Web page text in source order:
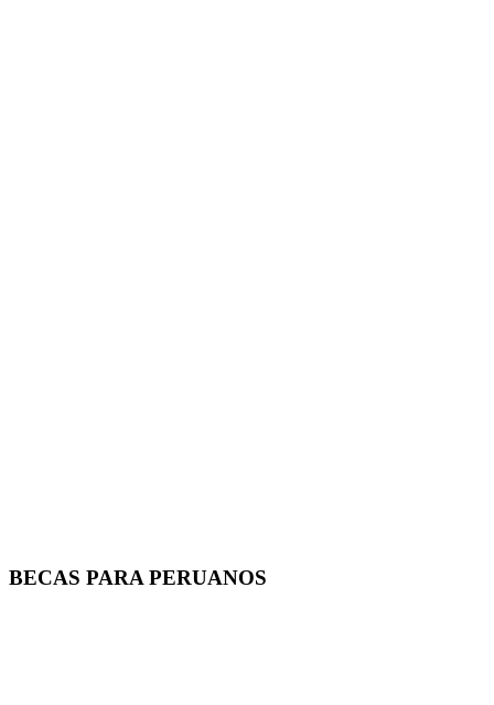
BECAS PARA PERUANOS